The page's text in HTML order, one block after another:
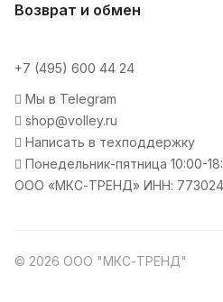
Возврат и обмен
+7 (495) 600 44 24
Мы в Telegram
shop@volley.ru
Написать в техподдержку
Понедельник-пятница 10:00-
ООО «МКС-ТРЕНД» ИНН:
© 2026 ООО "МКС-ТРЕНД"